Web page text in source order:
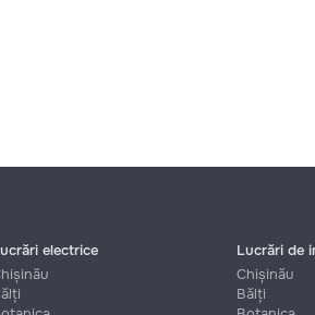
electrice
Lucrări de
Chișinău
Bălți